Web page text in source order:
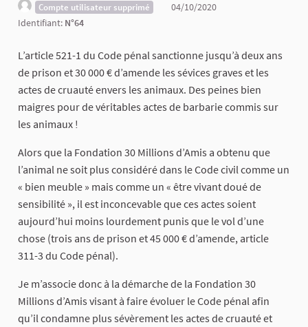
Compte utilisateur supprimé
04/10/2020
Identifiant: N°64
L’article 521-1 du Code pénal sanctionne jusqu’à deux ans
de prison et 30 000 € d’amende les sévices graves et les
actes de cruauté envers les animaux. Des peines bien
maigres pour de véritables actes de barbarie commis sur
les animaux !
Alors que la Fondation 30 Millions d’Amis a obtenu que
l’animal ne soit plus considéré dans le Code civil comme un
« bien meuble » mais comme un « être vivant doué de
sensibilité », il est inconcevable que ces actes soient
aujourd’hui moins lourdement punis que le vol d’une
chose (trois ans de prison et 45 000 € d’amende, article
311-3 du Code pénal).
Je m’associe donc à la démarche de la Fondation 30
Millions d’Amis visant à faire évoluer le Code pénal afin
qu’il condamne plus sévèrement les actes de cruauté et